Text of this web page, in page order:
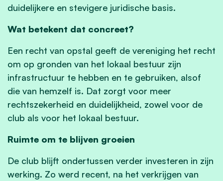
duidelijkere en stevigere juridische basis.
Wat betekent dat concreet?
Een recht van opstal geeft de vereniging het recht
om op gronden van het lokaal bestuur zijn
infrastructuur te hebben en te gebruiken, alsof
die van hemzelf is. Dat zorgt voor meer
rechtszekerheid en duidelijkheid, zowel voor de
club als voor het lokaal bestuur.
Ruimte om te blijven groeien
De club blijft ondertussen verder investeren in zijn
werking. Zo werd recent, na het verkrijgen van